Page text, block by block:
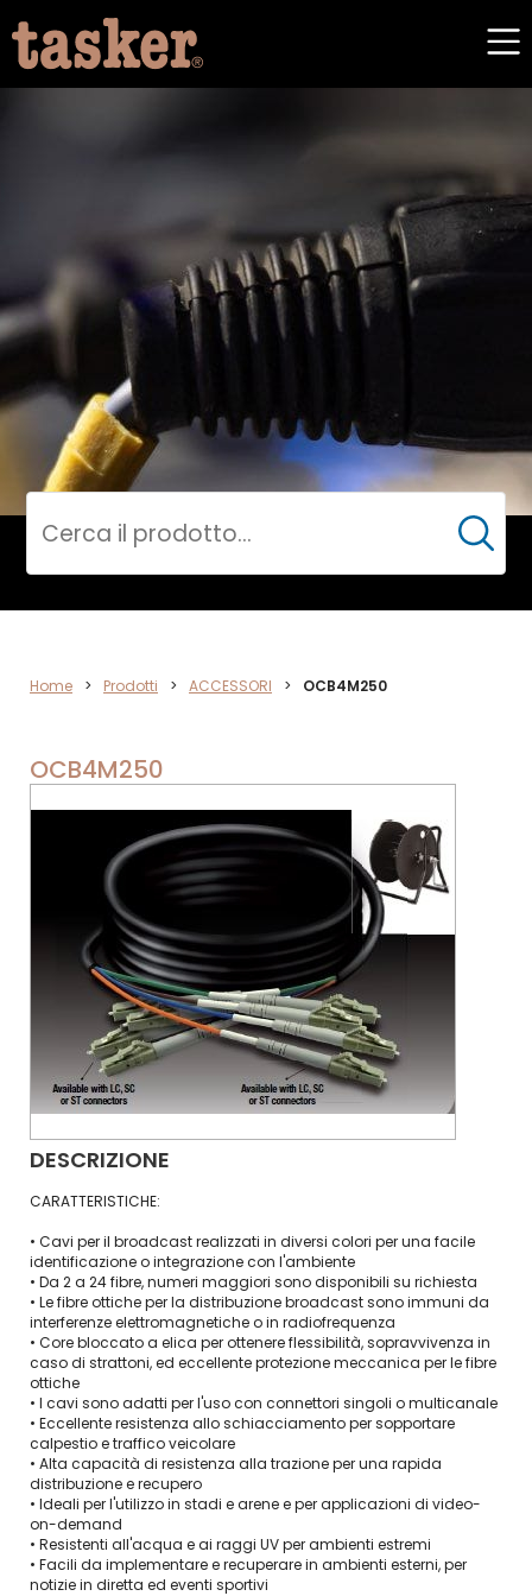
ACCESSORI
Cerca
Home > Prodotti > ACCESSORI > OCB4M250
OCB4M250
DESCRIZIONE
CARATTERISTICHE:
• Cavi per il broadcast realizzati in diversi colori per una facile
identificazione o integrazione con l'ambiente
• Da 2 a 24 fibre, numeri maggiori sono disponibili su richiesta
• Le fibre ottiche per la distribuzione broadcast sono immuni da
interferenze elettromagnetiche o in radiofrequenza
• Core bloccato a elica per ottenere flessibilità, sopravvivenza in
caso di strattoni, ed eccellente protezione meccanica per le fibre
ottiche
• I cavi sono adatti per l'uso con connettori singoli o multicanale
• Eccellente resistenza allo schiacciamento per sopportare
calpestio e traffico veicolare
• Alta capacità di resistenza alla trazione per una rapida
distribuzione e recupero
• Ideali per l'utilizzo in stadi e arene e per applicazioni di video-
on-demand
• Resistenti all'acqua e ai raggi UV per ambienti estremi
• Facili da implementare e recuperare in ambienti esterni, per
notizie in diretta ed eventi sportivi